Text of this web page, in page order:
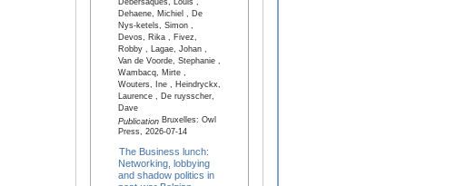
Debersaques, Louis ,
Dehaene, Michiel , De
Nys-ketels, Simon ,
Devos, Rika , Fivez,
Robby , Lagae, Johan ,
Van de Voorde, Stephanie ,
Wambacq, Mirte ,
Wouters, Ine , Heindryckx,
Laurence , De ruysscher,
Dave
PublicationBruxelles: Owl
Press, 2026-07-14
The Business lunch:
Networking, lobbying
and shadow politics in